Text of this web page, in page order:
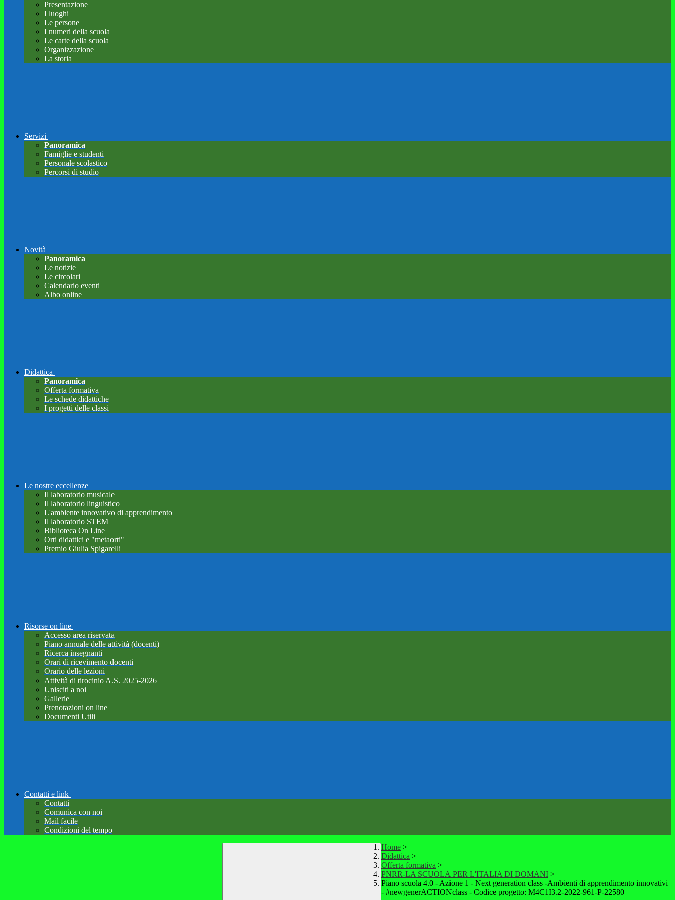
Presentazione
I luoghi
Le persone
I numeri della scuola
Le carte della scuola
Organizzazione
La storia
Servizi
Panoramica
Famiglie e studenti
Personale scolastico
Percorsi di studio
Novità
Panoramica
Le notizie
Le circolari
Calendario eventi
Albo online
Didattica
Panoramica
Offerta formativa
Le schede didattiche
I progetti delle classi
Le nostre eccellenze
Il laboratorio musicale
Il laboratorio linguistico
L'ambiente innovativo di apprendimento
Il laboratorio STEM
Biblioteca On Line
Orti didattici e "metaorti"
Premio Giulia Spigarelli
Risorse on line
Accesso area riservata
Piano annuale delle attività (docenti)
Ricerca insegnanti
Orari di ricevimento docenti
Orario delle lezioni
Attività di tirocinio A.S. 2025-2026
Unisciti a noi
Gallerie
Prenotazioni on line
Documenti Utili
Contatti e link
Contatti
Comunica con noi
Mail facile
Condizioni del tempo
Home >
Didattica >
Offerta formativa >
PNRR-LA SCUOLA PER L'ITALIA DI DOMANI >
Piano scuola 4.0 - Azione 1 - Next generation class -Ambienti di apprendimento innovativi
- #newgenerACTIONclass - Codice progetto: M4C1I3.2-2022-961-P-22580